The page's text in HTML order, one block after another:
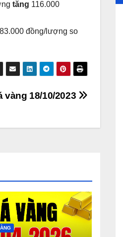
tăng 116.000
83.000 đồng/lượng so
vàng 18/10/2023